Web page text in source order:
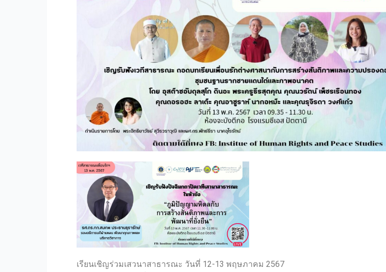
เรียนเชิญร่วมเสวนาสาธารณะ วันที่ 12-13 พฤษภาคม 2567